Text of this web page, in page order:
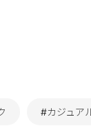
#カジュア